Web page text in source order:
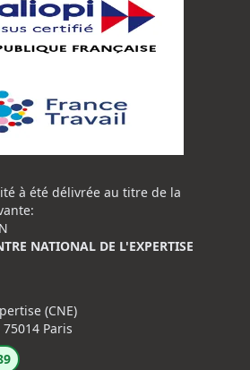
à été délivrée au titre de la
NATIONAL DE L'EXPERTISE
(CNE)
Paris